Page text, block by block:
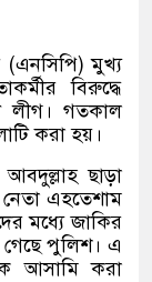
(এনসিপি) মুখ্য
বিরুদ্ধে
লীগ। গতকাল
করা হয়।
ছাড়া
এহতেশাম
মধ্যে জাকির
গেছে পুলিশ। এ
আসামি করা